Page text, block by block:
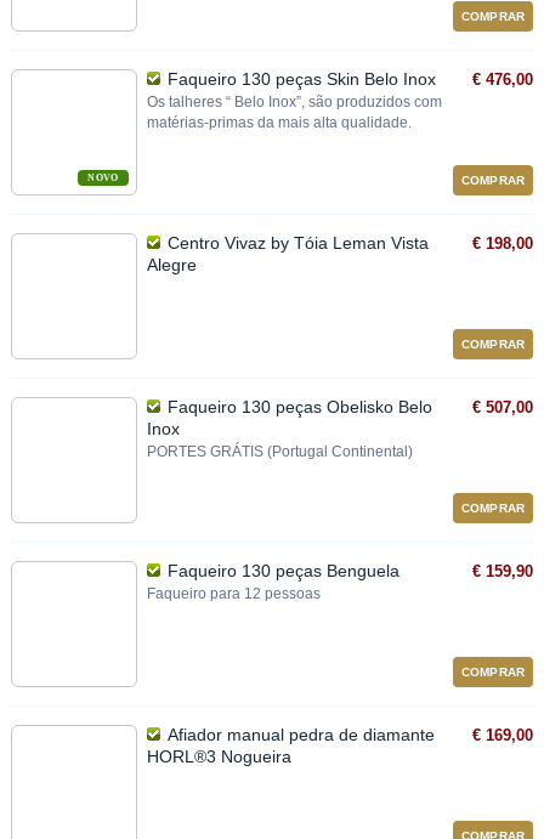
COMPRAR
NOVO
Faqueiro 130 peças Skin Belo Inox
Os talheres “ Belo Inox”, são produzidos com
matérias‐primas da mais alta qualidade.
€ 476,00
COMPRAR
Centro Vivaz by Tóia Leman Vista
Alegre
€ 198,00
COMPRAR
Faqueiro 130 peças Obelisko Belo
Inox
PORTES GRÁTIS (Portugal Continental)
€ 507,00
COMPRAR
Faqueiro 130 peças Benguela
Faqueiro para 12 pessoas
€ 159,90
COMPRAR
Afiador manual pedra de diamante
HORL®3 Nogueira
€ 169,00
COMPRAR